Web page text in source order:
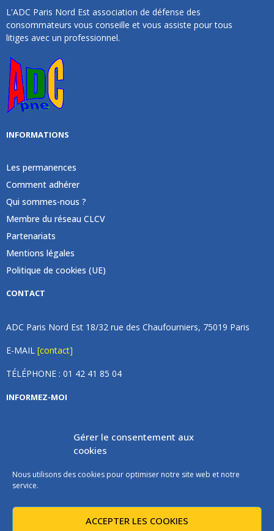
Gérer le consentement aux
cookies
Nous utilisons des cookies pour optimiser notre site web et notre
service.
ACCEPTER LES COOKIES
L'ADC Paris Nord Est association de défense des
consommateurs vous conseille et vous assiste pour tous
litiges avec un professionnel.
INFORMATIONS
Les permanences
Comment adhérer
Qui sommes-nous ?
Membre du réseau CLCV
Partenariats
Mentions légales
Politique de cookies (UE)
CONTACT
ADC Paris Nord Est 18/32 rue des Chaufourniers, 75019 Paris
E-MAIL [contact]
TÉLÉPHONE : 01 42 41 85 04
INFORMEZ-MOI
Inscrivez vous à notre newsletter et recevez une fois par
mois de nos nouvelles, aucun spam (on promet).